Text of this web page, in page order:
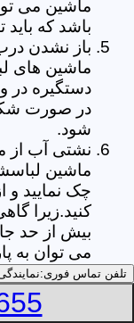
ماشین می
باشد که
باز نشدن
ماشین های
دستگیره در
در صورت
شود.
نشتی آب از
ماشین
چک نمایید و
کنید.زیرا
بیش از حد جا
می توان به
تخلیه
های
خشک نکردن
تلفن تماس فوری: